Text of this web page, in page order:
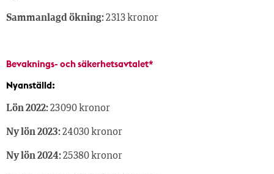
Sammanlagd ökning:2 313 kronor
Bevaknings- och säkerhetsavtalet*
Nyanställd:
Lön 2022:23 090 kronor
Ny lön 2023:24 030 kronor
Ny lön 2024:25 380 kronor